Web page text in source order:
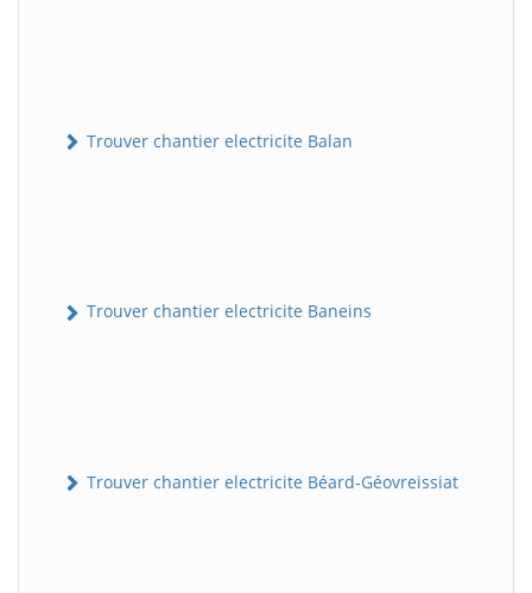
Trouver chantier electricite Balan
Trouver chantier electricite Baneins
Trouver chantier electricite Béard-Géovreissiat